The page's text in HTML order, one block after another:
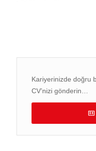
Kariyerinizde doğru
CV’nizi gönderin…